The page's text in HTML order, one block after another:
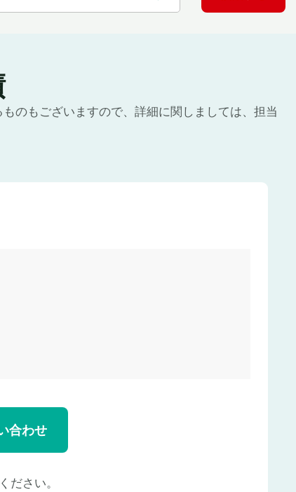
のもございますので、詳細に関しましては、担当
合わせ
ださい。